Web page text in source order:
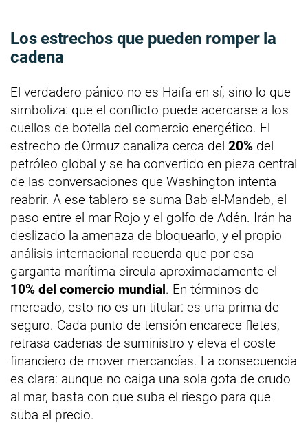
Los estrechos que pueden romper la
cadena
El verdadero pánico no es Haifa en sí, sino lo que
simboliza: que el conflicto puede acercarse a los
cuellos de botella del comercio energético. El
estrecho de Ormuz canaliza cerca del 20% del
petróleo global y se ha convertido en pieza central
de las conversaciones que Washington intenta
reabrir. A ese tablero se suma Bab el-Mandeb, el
paso entre el mar Rojo y el golfo de Adén. Irán ha
deslizado la amenaza de bloquearlo, y el propio
análisis internacional recuerda que por esa
garganta marítima circula aproximadamente el
10% del comercio mundial. En términos de
mercado, esto no es un titular: es una prima de
seguro. Cada punto de tensión encarece fletes,
retrasa cadenas de suministro y eleva el coste
financiero de mover mercancías. La consecuencia
es clara: aunque no caiga una sola gota de crudo
al mar, basta con que suba el riesgo para que
suba el precio.